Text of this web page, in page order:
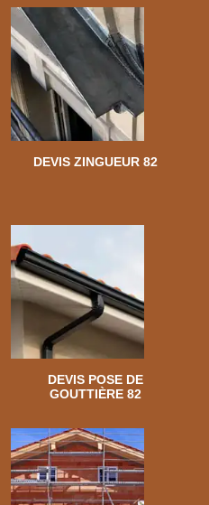
DEVIS ZINGUEUR 82
DEVIS POSE DE
GOUTTIÈRE 82